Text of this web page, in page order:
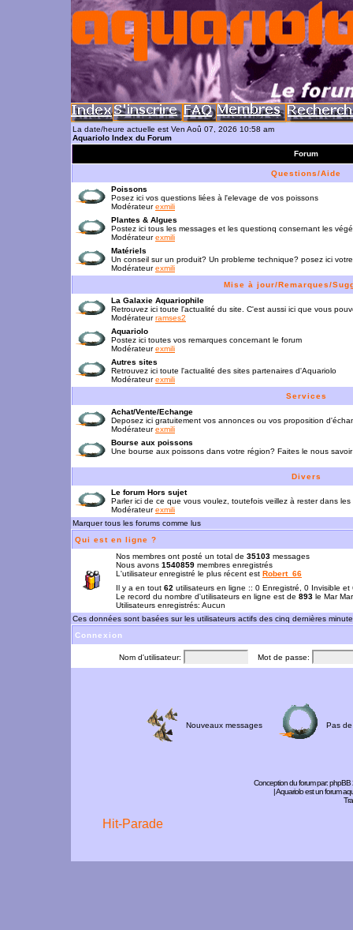
La date/heure actuelle est Ven Aoû 07, 2026 10:58 am
Aquariolo Index du Forum
Forum
Questions/Aide
Poissons
Posez ici vos questions liées à l'elevage de vos poissons
Modérateurexmili
Plantes & Algues
Postez ici tous les messages et les questionq consernant les
Modérateurexmili
Matériels
Un conseil sur un produit? Un probleme technique? posez ici
Modérateurexmili
Mise à jour/Remarques/
La Galaxie Aquariophile
Retrouvez ici toute l'actualité du site. C'est aussi ici que vous
Modérateurramses2
Aquariolo
Postez ici toutes vos remarques concernant le forum
Modérateurexmili
Autres sites
Retrouvez ici toute l'actualité des sites partenaires d'Aquariolo
Modérateurexmili
Services
Achat/Vente/Echange
Deposez ici gratuitement vos annonces ou vos proposition
Modérateurexmili
Bourse aux poissons
Une bourse aux poissons dans votre région? Faites le nous savoir
Divers
Le forum Hors sujet
Parler ici de ce que vous voulez, toutefois veillez à rester dans les
Modérateurexmili
Marquer tous les forums comme lus
Qui est en ligne ?
Nos membres ont posté un total de 35103 messages
Nous avons 1540859 membres enregistrés
L'utilisateur enregistré le plus récent est Robert_66
Il y a en tout 62 utilisateurs en ligne :: 0 Enregistré, 0 Invisible
Le record du nombre d'utilisateurs en ligne est de 893 le Mar
Utilisateurs enregistrés: Aucun
Ces données sont basées sur les utilisateurs actifs des cinq dernières
Connexion
Nom d'utilisateur: Mot de passe:
Nouveaux messages Pas
Conception du forum par:phpBB
| Aquariolo est un forum